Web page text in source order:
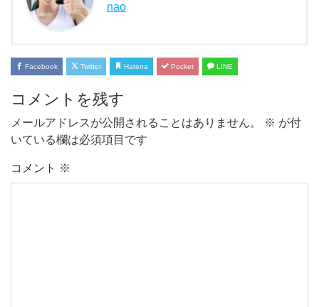
nao
Facebook Twitter Hatena Pocket LINE
コメントを残す
メールアドレスが公開されることはありません。 ※ が付
いている欄は必須項目です
コメント ※